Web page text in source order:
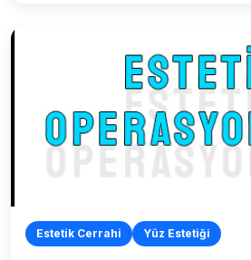
Estetik Cerrahi Yüz Estetiği